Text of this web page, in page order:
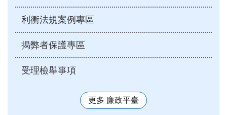
利衝法規案例專區
揭弊者保護專區
受理檢舉事項
更多 廉政平臺